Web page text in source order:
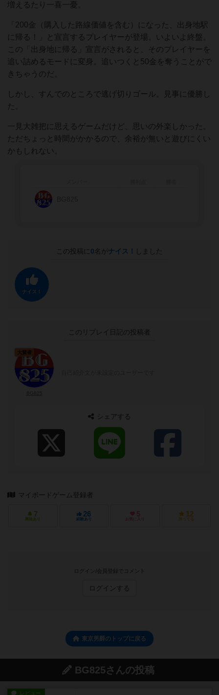
増えるたり一喜一憂。
「200金（購入した路線価値を含む）になった、出身地駅
に帰る！」と宣言するプレイヤーが登場。いよいよ終盤。
この「出身地に帰る」宣言がされると、そのプレイヤーを
追い詰めるモードに変身。追いつくと50金を奪うことがで
きちゃうのだ。
しかし、すんでのところで逃げ切りゴール。見事に優勝し
た。
一見大雑把に思えるゲームだけど、思いの外楽しかった。
ただちょっと時間がかかるので、余裕が無いと遊びにくい
かもしれない。
この投稿に 0名がナイス！ しました
ナイス！
このリプレイ日記の投稿者
大賢者
シェアする
マイボードゲーム登録者
7
興味あり
26
経験あり
5
お気に入り
12
持ってる
ログイン/会員登録でコメント
ログインする
東京男爵のトップに戻る
BG825さんの投稿
レビュー